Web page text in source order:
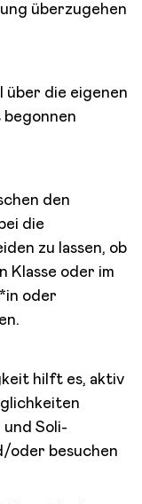
überzugehen
über die eigenen
den
die
zu lassen, ob
Klasse oder im
oder
hilft es, aktiv
und Soli-
oder besuchen